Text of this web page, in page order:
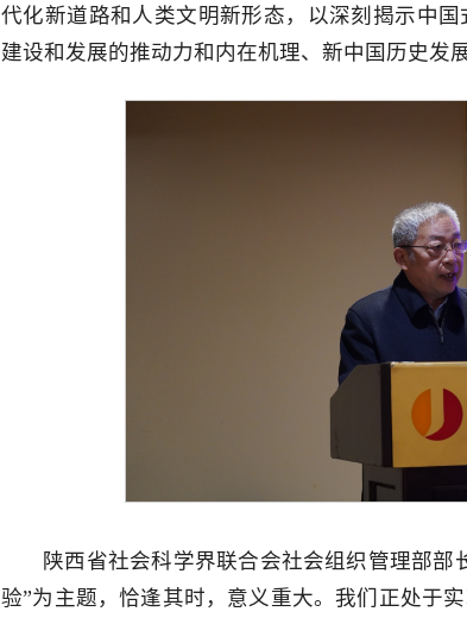
代化新道路和人类文明新形态，以深刻揭示中
建设和发展的推动力和内在机理、新中国历史发
陕西省社会科学界联合会社会组织管理部部
验”为主题，恰逢其时，意义重大。我们正处于